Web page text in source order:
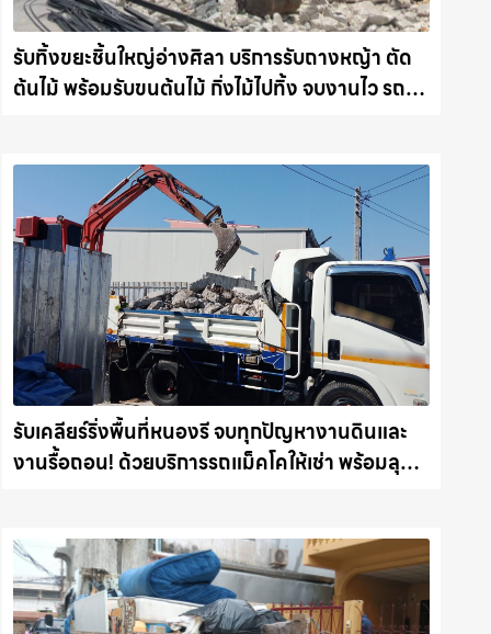
รับทิ้งขยะชิ้นใหญ่อ่างศิลา บริการรับถางหญ้า ตัด
ต้นไม้ พร้อมรับขนต้นไม้ กิ่งไม้ไปทิ้ง จบงานไว รถ
รับเคลียร์ริ่งพื้นที่หนองรี จบทุกปัญหางานดินและ
งานรื้อถอน! ด้วยบริการรถแม็คโคให้เช่า พร้อมลุย